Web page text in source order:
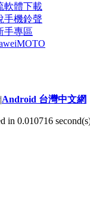
軟體下載
手機鈴聲
手專區
MOTO
|Android 台灣中文網
in 0.010716